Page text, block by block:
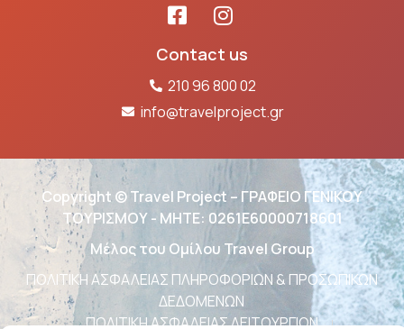
Contact us
210 96 800 02
info@travelproject.gr
Copyright © Travel Project – ΓΡΑΦΕΙΟ ΓΕΝΙΚΟΥ
ΤΟΥΡΙΣΜΟΥ - ΜΗΤΕ: 0261Ε60000718601
Μέλος του Ομίλου Travel Group
ΠΟΛΙΤΙΚΗ ΑΣΦΑΛΕΙΑΣ ΠΛΗΡΟΦΟΡΙΩΝ & ΠΡΟΣΩΠΙΚΩΝ
ΔΕΔΟΜΕΝΩΝ
ΠΟΛΙΤΙΚΗ ΑΣΦΑΛΕΙΑΣ ΛΕΙΤΟΥΡΓΙΩΝ